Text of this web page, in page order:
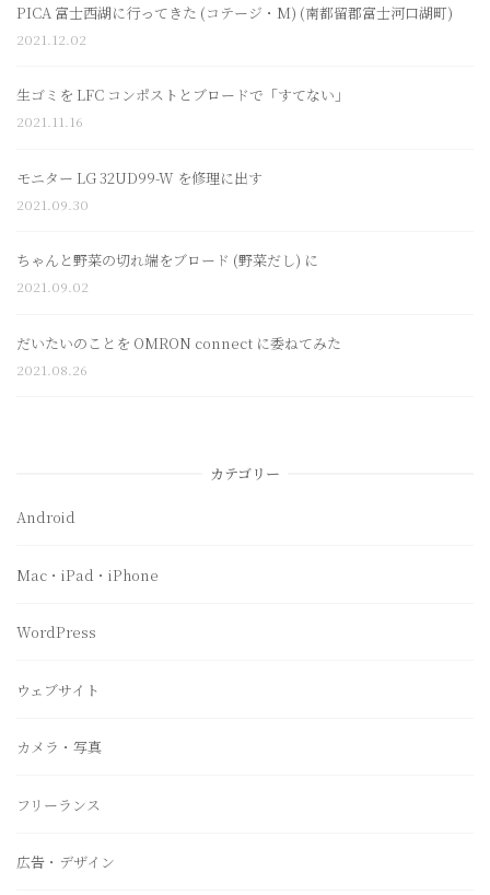
PICA 富士西湖に行ってきた (コテージ・M) (南都留郡富士河口湖町)
2021.12.02
生ゴミを LFC コンポストとブロードで「すてない」
2021.11.16
モニター LG 32UD99-W を修理に出す
2021.09.30
ちゃんと野菜の切れ端をブロード (野菜だし) に
2021.09.02
だいたいのことを OMRON connect に委ねてみた
2021.08.26
カテゴリー
Android
Mac・iPad・iPhone
WordPress
ウェブサイト
カメラ・写真
フリーランス
広告・デザイン